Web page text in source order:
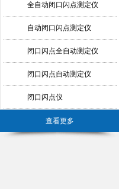
全自动闭口闪点测定仪
自动闭口闪点测定仪
闭口闪点全自动测定仪
闭口闪点自动测定仪
闭口闪点仪
查看更多